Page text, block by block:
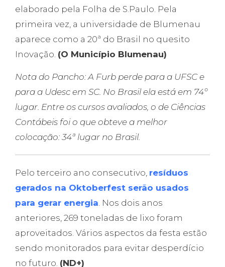
elaborado pela Folha de S.Paulo. Pela
primeira vez, a universidade de Blumenau
aparece como a 20ª do Brasil no quesito
Inovação. (O Município Blumenau)
Nota do Pancho: A Furb perde para a UFSC e
para a Udesc em SC. No Brasil ela está em 74º
lugar. Entre os cursos avaliados, o de Ciências
Contábeis foi o que obteve a melhor
colocação: 34ª lugar no Brasil.
Pelo terceiro ano consecutivo, resíduos
gerados na Oktoberfest serão usados
para gerar energia. Nos dois anos
anteriores, 269 toneladas de lixo foram
aproveitados. Vários aspectos da festa estão
sendo monitorados para evitar desperdício
no futuro. (ND+)